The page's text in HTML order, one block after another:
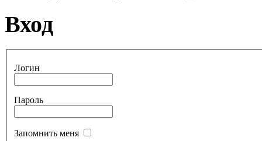
Вход
Логин
Пароль
Запомнить меня